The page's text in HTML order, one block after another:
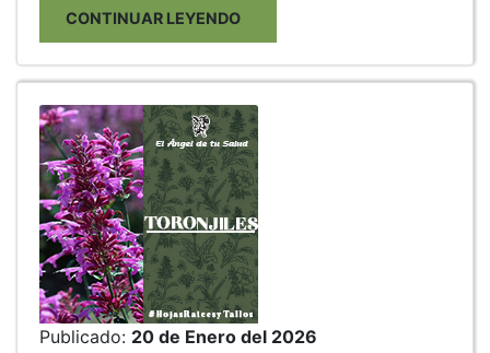
CONTINUAR LEYENDO
Publicado: 20 de Enero del 2026